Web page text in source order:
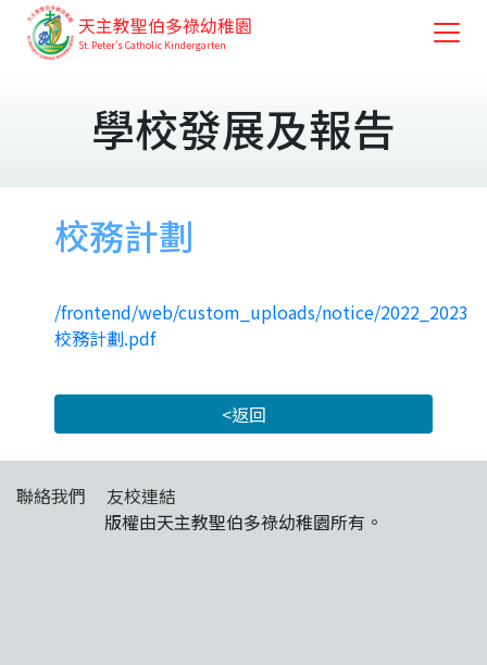
天主教聖伯多祿幼稚園
St. Peter's Catholic Kindergarten
學校發展及報告
校務計劃
/frontend/web/custom_uploads/notice/2022_2023
校務計劃.pdf
<返回
聯絡我們
友校連結
版權由天主教聖伯多祿幼稚園所有。